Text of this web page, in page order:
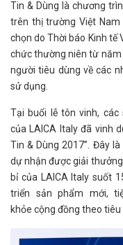
Tin & Dùng là chương
trên thị trường Việt
chọn do Thời báo Kinh tế
chức thường niên từ năm
người tiêu dùng về các
sử dụng.
Tại buổi lễ tôn vinh,
của LAICA Italy đã vinh
Tin & Dùng 2017”. Đây
dự nhận được giải
bỉ của LAICA Italy suốt
triển sản phẩm mới,
khỏe cộng đồng theo tiêu